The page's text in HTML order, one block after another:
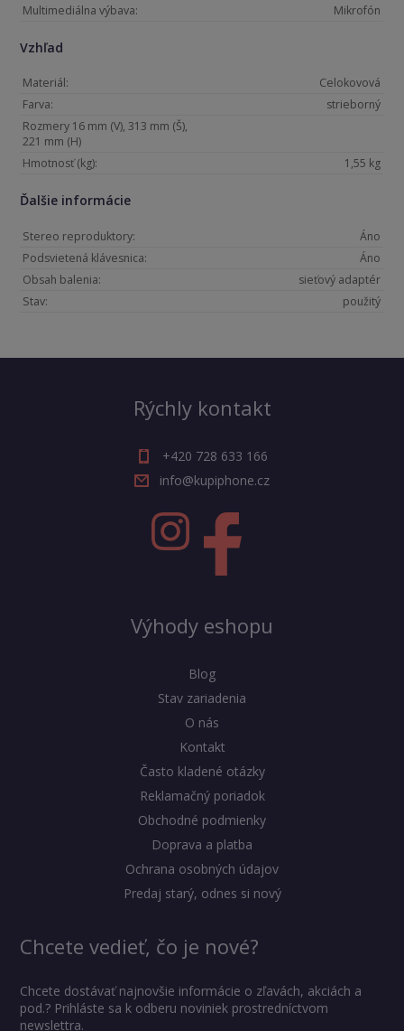
Multimediálna výbava: Mikrofón
Vzhľad
Materiál:
Celokovová
Farva:
strieborný
Rozmery 16 mm (V), 313 mm (Š),
221 mm (H)
Hmotnosť (kg):
1,55 kg
Ďalšie informácie
Stereo reproduktory:
Áno
Podsvietená klávesnica:
Áno
Obsah balenia:
sieťový adaptér
Stav:
použitý
Rýchly kontakt
+420 728 633 166
info@kupiphone.cz
Výhody eshopu
Blog
Stav zariadenia
O nás
Kontakt
Často kladené otázky
Reklamačný poriadok
Obchodné podmienky
Doprava a platba
Ochrana osobných údajov
Predaj starý, odnes si nový
Chcete vedieť, čo je nové?
Chcete dostávať najnovšie informácie o zľavách, akciách a
pod.? Prihláste sa k odberu noviniek prostredníctvom
newslettra.